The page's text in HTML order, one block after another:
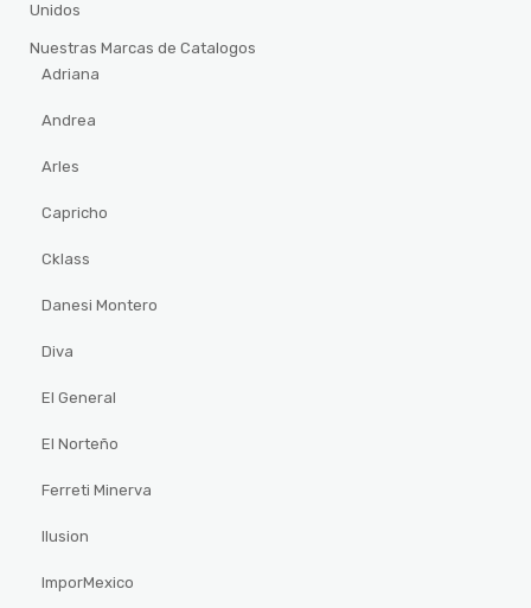
Unidos
Nuestras Marcas de Catalogos
Adriana
Andrea
Arles
Capricho
Cklass
Danesi Montero
Diva
El General
El Norteño
Ferreti Minerva
Ilusion
ImporMexico